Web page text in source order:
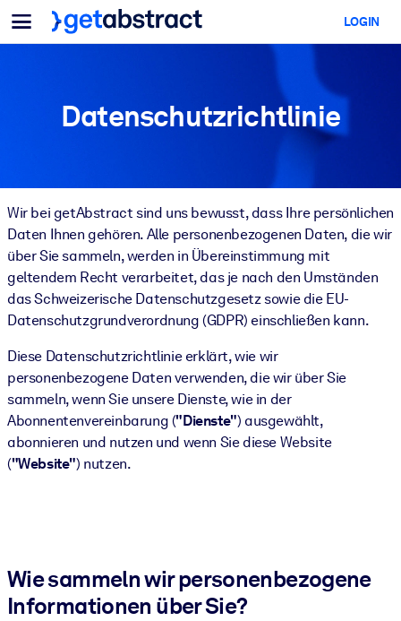
Menü
Für Teams & Führungskräfte
Statten Sie Ihre Mitarbeitenden mit entscheidenden KI-
vor.
Kollaboratives Lernen
Machen Sie es Teams leicht, gemeinsam zu lernen, echte
zu lösen und schneller zu handeln.
Upskilling & Reskilling
Entwickeln Sie die Fähigkeiten, die Ihre Belegschaft für die
braucht.
Gesundheit & Wohlbefinden
Bauen Sie eine gesunde und resiliente Belegschaft auf.
bessere Lernergebnisse.
Für Unternehmensbibliotheken
LOGIN
Datenschutzrichtlinie
Wir bei getAbstract sind uns bewusst, dass Ihre persönlichen
Daten Ihnen gehören. Alle personenbezogenen Daten, die wir
über Sie sammeln, werden in Übereinstimmung mit
geltendem Recht verarbeitet, das je nach den Umständen
das Schweizerische Datenschutzgesetz sowie die EU-
Datenschutzgrundverordnung (GDPR) einschließen kann.
Diese Datenschutzrichtlinie erklärt, wie wir
personenbezogene Daten verwenden, die wir über Sie
sammeln, wenn Sie unsere Dienste, wie in der
Abonnentenvereinbarung ("Dienste") ausgewählt,
abonnieren und nutzen und wenn Sie diese Website
("Website") nutzen.
Wie sammeln wir personenbezogene
Informationen über Sie?